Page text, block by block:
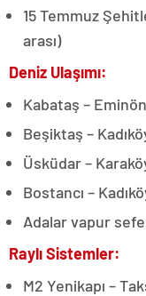
15 Temmuz
arası)
Deniz Ulaşımı:
Kabataş –
Beşiktaş –
Üsküdar –
Bostancı –
Adalar vapur
Raylı Sistemler:
M2 Yenikapı –